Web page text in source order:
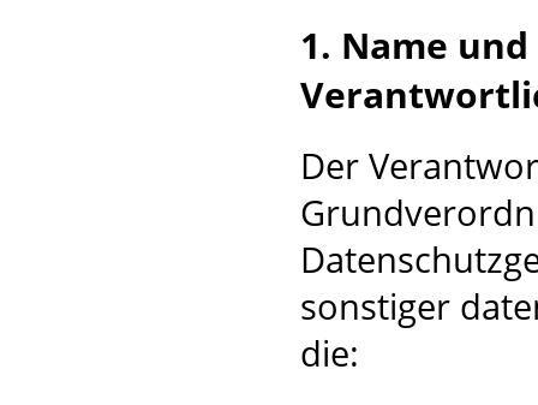
1. Name
Der
sonstiger
die: